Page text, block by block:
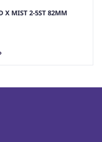
(РЕЗЬБОВЫЕ)
MIST 2-5ST 82MM